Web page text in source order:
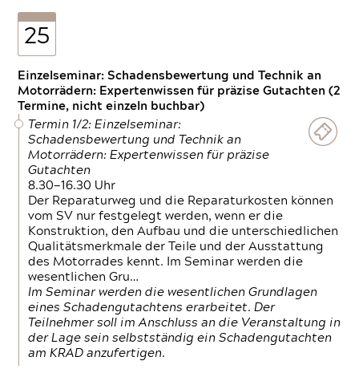
25
Einzelseminar: Schadensbewertung und Technik an
Motorrädern: Expertenwissen für präzise Gutachten (2
Termine, nicht einzeln buchbar)
Termin 1/2: Einzelseminar:
Schadensbewertung und Technik an
Motorrädern: Expertenwissen für präzise
Gutachten
8.30—16.30 Uhr
Der Reparaturweg und die Reparaturkosten können
vom SV nur festgelegt werden, wenn er die
Konstruktion, den Aufbau und die unterschiedlichen
Qualitätsmerkmale der Teile und der Ausstattung
des Motorrades kennt. Im Seminar werden die
wesentlichen Gru…
Im Seminar werden die wesentlichen Grundlagen
eines Schadengutachtens erarbeitet. Der
Teilnehmer soll im Anschluss an die Veranstaltung in
der Lage sein selbstständig ein Schadengutachten
am KRAD anzufertigen.